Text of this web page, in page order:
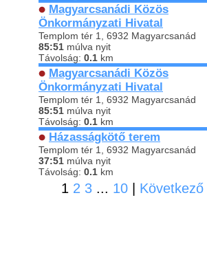
Magyarcsanádi Közös
Önkormányzati Hivatal
Templom tér 1, 6932 Magyarcsanád
85:51 múlva nyit
Távolság: 0.1 km
Magyarcsanádi Közös
Önkormányzati Hivatal
Templom tér 1, 6932 Magyarcsanád
85:51 múlva nyit
Távolság: 0.1 km
Házasságkötő terem
Templom tér 1, 6932 Magyarcsanád
37:51 múlva nyit
Távolság: 0.1 km
1 2 3 ... 10 Következő